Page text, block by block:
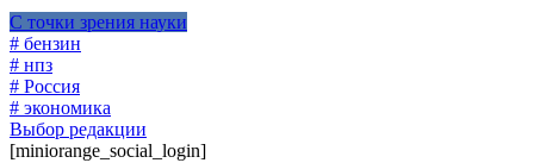
С точки зрения науки
# бензин
# нпз
# Россия
# экономика
Выбор редакции
[miniorange_social_login]